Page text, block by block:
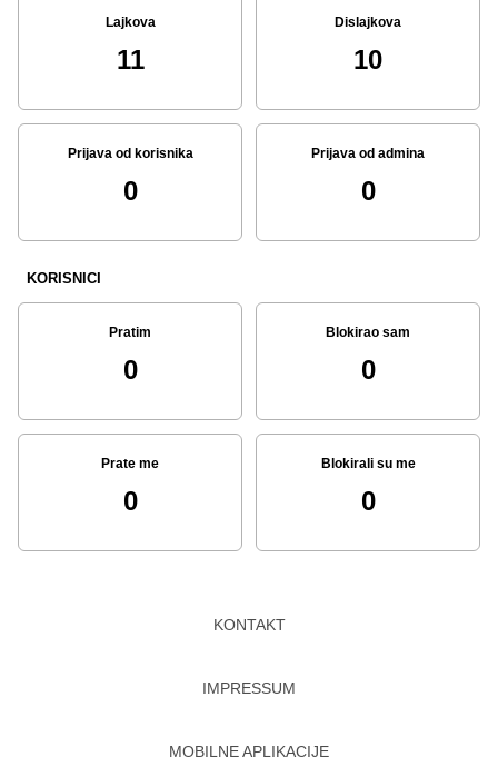
Lajkova
11
Dislajkova
10
Prijava od korisnika
0
Prijava od admina
0
KORISNICI
Pratim
0
Blokirao sam
0
Prate me
0
Blokirali su me
0
KONTAKT
IMPRESSUM
MOBILNE APLIKACIJE